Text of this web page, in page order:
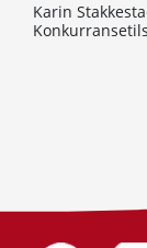
Karin